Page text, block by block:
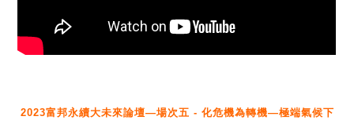
2023富邦永續大未來論壇—場次五 - 化危機為轉機—極端氣候下